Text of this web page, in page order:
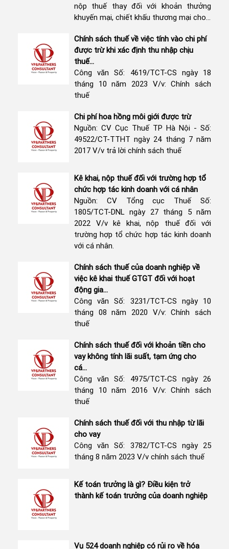
nộp thuế thay đối với khoản thưởng
khuyến mại, chiết khấu thương mại cho...
Chính sách thuế về việc tính vào chi phí
được trừ khi xác định thu nhập chịu
thuế...
Công văn Số: 4619/TCT-CS ngày 18
tháng 10 năm 2023 V/v: Chính sách
thuế
Chi phí hoa hồng môi giới được trừ
Nguồn: CV Cục Thuế TP Hà Nội - Số:
49522/CT-TTHT ngày 24 tháng 7 năm
2017 V/v trả lời chính sách thuế
Kê khai, nộp thuế đối với trường hợp tổ
chức hợp tác kinh doanh với cá nhân
Nguồn: CV Tổng cục Thuế Số:
1805/TCT-DNL ngày 27 tháng 5 năm
2022 V/v kê khai, nộp thuế đối với
trường hợp tổ chức hợp tác kinh doanh
với cá nhân.
Chính sách thuế của doanh nghiệp về
việc kê khai thuế GTGT đối với hoạt
động gia...
Công văn Số: 3231/TCT-CS ngày 10
tháng 08 năm 2020 V/v: Chính sách
thuế
Chính sách thuế đối với khoản tiền cho
vay không tính lãi suất, tạm ứng cho
cá...
Công văn Số: 4975/TCT-CS ngày 26
tháng 10 năm 2016 V/v: Chính sách
thuế
Chính sách thuế đối với thu nhập từ lãi
cho vay
Công văn Số: 3782/TCT-CS ngày 25
tháng 8 năm 2023 V/v chính sách thuế
Kế toán trưởng là gì? Điều kiện trở
thành kế toán trưởng của doanh nghiệp
Vụ 524 doanh nghiệp có rủi ro về hóa